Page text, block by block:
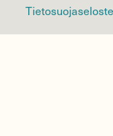
Tietosuojaseloste